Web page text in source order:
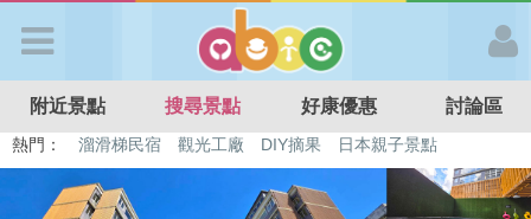
APP登入
首 頁
附近景點 搜尋景點 好康優惠 討論區
熱門： 溜滑梯民宿 觀光工廠 DIY摘果
日本親子景點
特色遊戲場
親子住房優惠 台北親子餐廳 溫泉泡湯SPA